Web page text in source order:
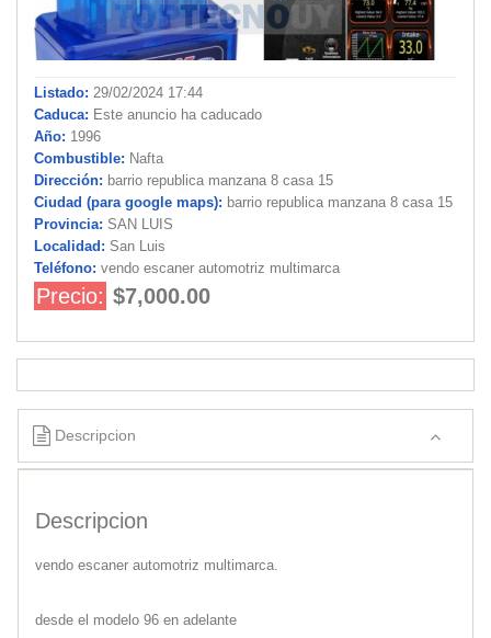
Listado: 29/02/2024 17:44
Caduca: Este anuncio ha caducado
Año: 1996
Combustible: Nafta
Dirección: barrio republica manzana 8 casa 15
Ciudad (para google maps): barrio republica manzana 8 casa 15
Provincia: SAN LUIS
Localidad: San Luis
Teléfono: vendo escaner automotriz multimarca
Precio: $7,000.00
Descripcion
Descripcion
vendo escaner automotriz multimarca.
desde el modelo 96 en adelante